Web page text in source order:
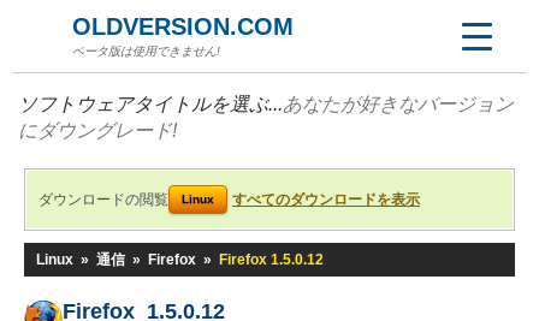
OLDVERSION.COM
ベータ版は使用できません!
ソフトウェアタイトルを選ぶ...あなたが好きなバージョン
にダウングレード!
ダウンロードの閲覧 Linux すべてのダウンロードを表示
Linux » 通信 » Firefox » Firefox 1.5.0.12
Firefox 1.5.0.12